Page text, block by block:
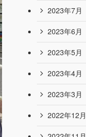
2024年4月
2024年1月
2023年12月
2023年11月
2023年10月
2023年9月